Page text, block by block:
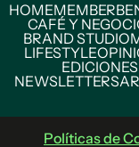
HOMEMEMBER
CAFÉ Y
BRAND STUDIO
LIFESTYLE
NEWSLETTERS
Políticas de